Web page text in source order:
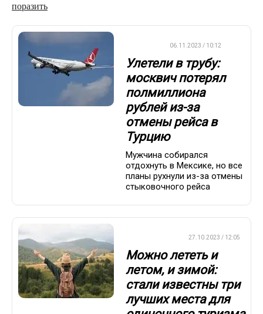
поразить
06.11.2023 / 10:12
Улетели в трубу:
москвич потерял
полмиллиона
рублей из-за
отмены рейса в
Турцию
Мужчина собирался
отдохнуть в Мексике, но все
планы рухнули из-за отмены
стыковочного рейса
27.10.2023 / 12:05
Можно лететь и
летом, и зимой:
стали известны три
лучших места для